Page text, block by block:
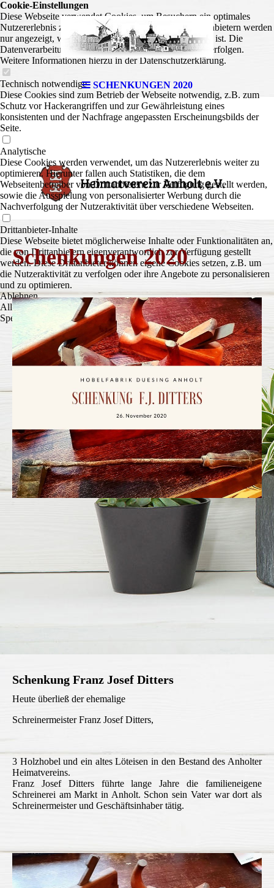
SCHENKUNGEN 2020
Schenkungen 2020
Schenkung Franz Josef Ditters
Heute überließ der ehemalige
SchreinermeisterFranz Josef Ditters,
3 Holzhobel und ein altes Löteisen in den Bestand des Anholter
Heimatvereins.
Franz Josef Ditters führte lange Jahre die familieneigene
Schreinerei am Markt in Anholt. Schon sein Vater war dort als
Schreinermeister und Geschäftsinhaber tätig.
Cookie-Einstellungen
Diese Webseite verwendet Cookies, um Besuchern ein optimales
Nutzererlebnis zu bieten. Bestimmte Inhalte von Drittanbietern werden
nur angezeigt, wenn die entsprechende Option aktiviert ist. Die
Datenverarbeitung kann dann auch in einem Drittland erfolgen.
Weitere Informationen hierzu in der Datenschutzerklärung.
Technisch notwendige
Diese Cookies sind zum Betrieb der Webseite notwendig, z.B. zum
Schutz vor Hackerangriffen und zur Gewährleistung eines
konsistenten und der Nachfrage angepassten Erscheinungsbilds der
Seite.
Analytische
Diese Cookies werden verwendet, um das Nutzererlebnis weiter zu
optimieren. Hierunter fallen auch Statistiken, die dem
Webseitenbetreiber von Drittanbietern zur Verfügung gestellt werden,
sowie die Ausspielung von personalisierter Werbung durch die
Nachverfolgung der Nutzeraktivität über verschiedene Webseiten.
Drittanbieter-Inhalte
Diese Webseite bietet möglicherweise Inhalte oder Funktionalitäten an,
die von Drittanbietern eigenverantwortlich zur Verfügung gestellt
werden. Diese Drittanbieter können eigene Cookies setzen, z.B. um
die Nutzeraktivität zu verfolgen oder ihre Angebote zu personalisieren
und zu optimieren.
Ablehnen
Alle akzeptieren
Speichern